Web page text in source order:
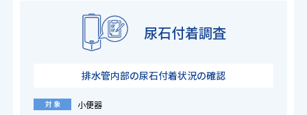
尿石付着調査
排水管内部の尿石付着状況の確認
対 象 小便器